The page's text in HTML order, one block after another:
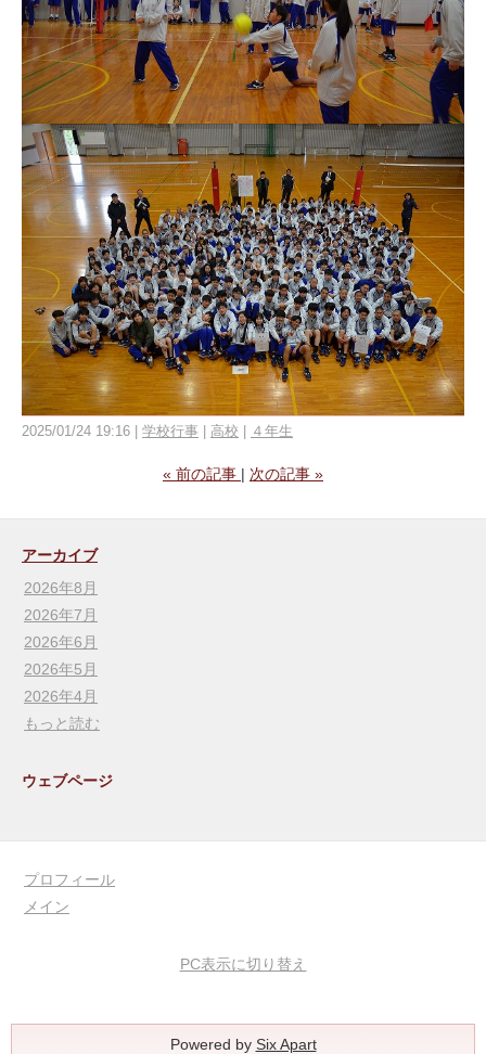
2025/01/24 19:16 学校行事 高校 ４年生
« 前の記事 次の記事 »
アーカイブ
2026年8月
2026年7月
2026年6月
2026年5月
2026年4月
もっと読む
ウェブページ
プロフィール
メイン
PC表示に切り替え
Powered by Six Apart